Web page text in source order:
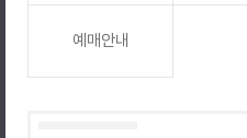
예매안내